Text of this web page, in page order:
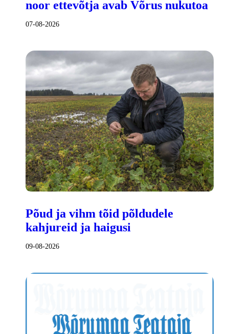
noor ettevõtja avab Võrus nukutoa
07-08-2026
Põud ja vihm tõid põldudele
kahjureid ja haigusi
09-08-2026